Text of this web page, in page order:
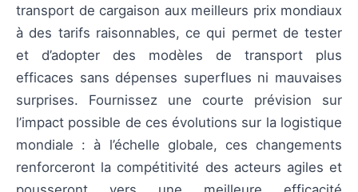
transport de cargaison aux meilleurs prix mondiaux
à des tarifs raisonnables, ce qui permet de tester
et d’adopter des modèles de transport plus
efficaces sans dépenses superflues ni mauvaises
surprises. Fournissez une courte prévision sur
l’impact possible de ces évolutions sur la logistique
mondiale : à l’échelle globale, ces changements
renforceront la compétitivité des acteurs agiles et